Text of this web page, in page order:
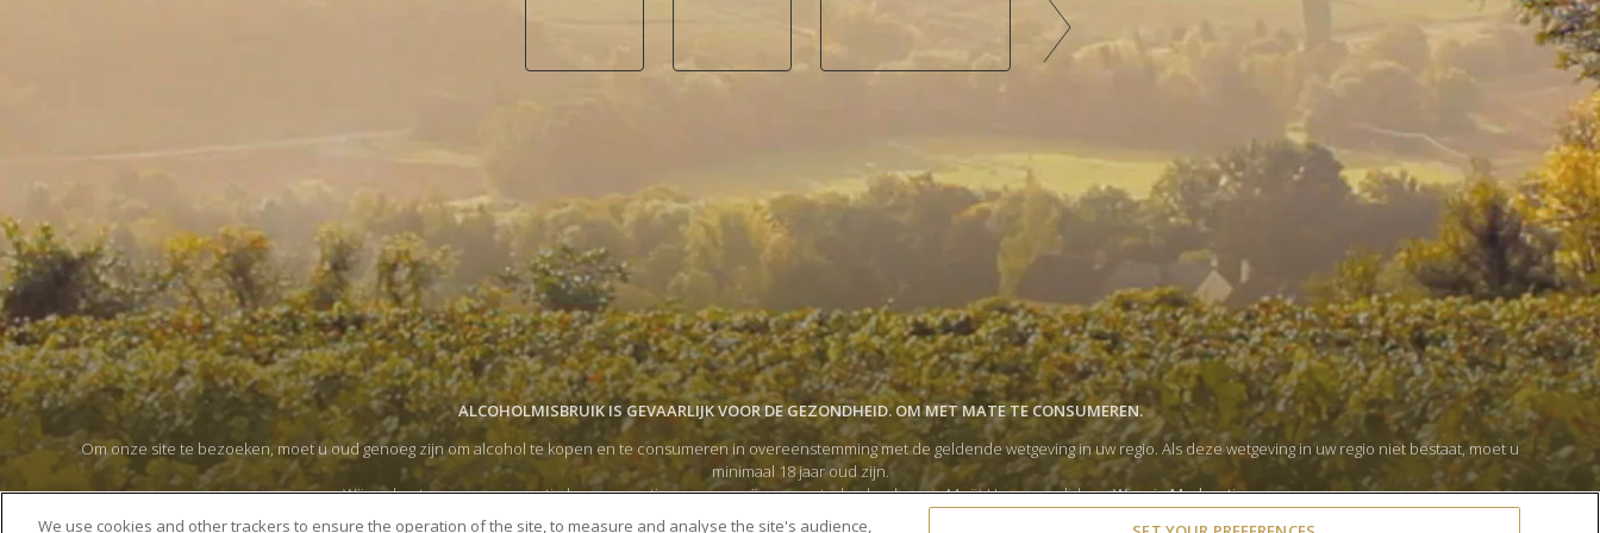
ALCOHOLMISBRUIK IS GEVAARLIJK VOOR DE GEZONDHEID. OM MET MATE TE CONSUMEREN.
Om onze site te bezoeken, moet u oud genoeg zijn om alcohol te kopen en te consumeren in overeenstemming met de geldende wetgeving in uw regio. Als deze wetgeving in uw regio niet bestaat, moet u
minimaal 18 jaar oud zijn.
Wij ondersteunen een gematigde consumptie van onze wijnen en sterke dranken via Moët Hennessy, lid vanWine in Moderation.
Door op de doorgaan-pijl te klikken, accepteer ik de
Algemene Gebruiksvoorwaarden en verklaar ik dat ik het
We use cookies and other trackers to ensure the operation of the site, to measure and analyse the site's audience,